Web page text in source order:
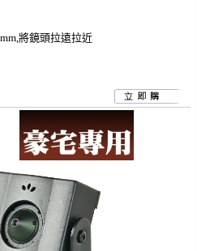
將鏡頭拉遠拉近